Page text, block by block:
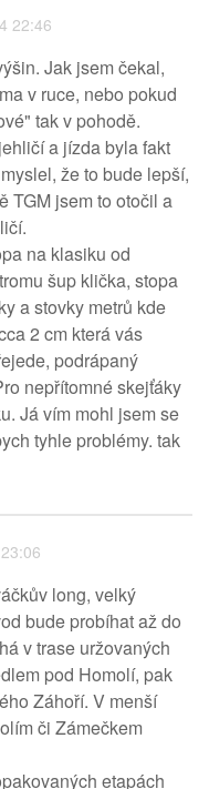
22:46
Jak jsem čekal,
v ruce, nebo pokud
tak v pohodě.
a jízda byla fakt
že to bude lepší,
TGM jsem to otočil a
na klasiku od
šup klička, stopa
a stovky metrů kde
2 cm která vás
podrápaný
nepřítomné skejťáky
Já vím mohl jsem se
tyhle problémy. tak
long, velký
bude probíhat až do
v trase uržovaných
pod Homolí, pak
Záhoří. V menší
či Zámečkem
etapách